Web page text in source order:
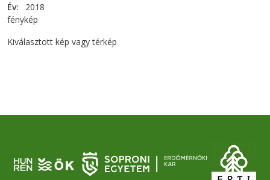
Év
2018
fénykép
Kiválasztott kép vagy térkép